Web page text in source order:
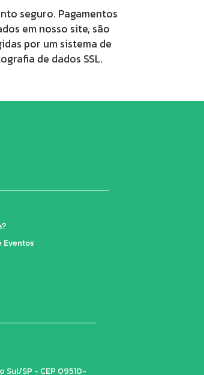
seguro. Pagamentos
em nosso site, são
por um sistema de
de dados SSL.
Eventos
Sul/SP - CEP 09510-